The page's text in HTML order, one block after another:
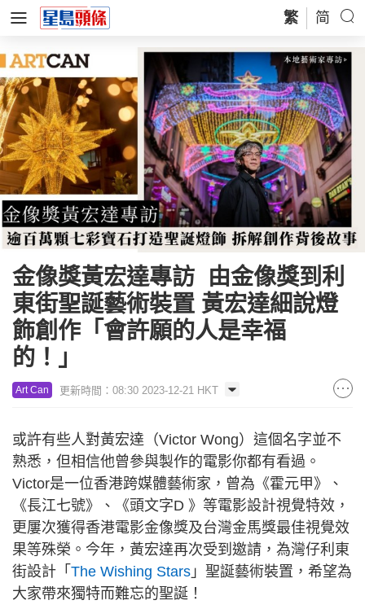
繁 简
金像獎黃宏達專訪 由金像獎到利
東街聖誕藝術裝置 黃宏達細說燈
飾創作「會許願的人是幸福
的！」
Art Can 更新時間：08:30 2023-12-21 HKT
或許有些人對黃宏達（Victor Wong）這個名字並不
熟悉，但相信他曾參與製作的電影你都有看過。
Victor是一位香港跨媒體藝術家，曾為《霍元甲》、
《長江七號》、《頭文字D 》等電影設計視覺特效，
更屢次獲得香港電影金像獎及台灣金馬獎最佳視覺效
果等殊榮。今年，黃宏達再次受到邀請，為灣仔利東
街設計「 The Wishing Stars 」聖誕藝術裝置，希望為
大家帶來獨特而難忘的聖誕！